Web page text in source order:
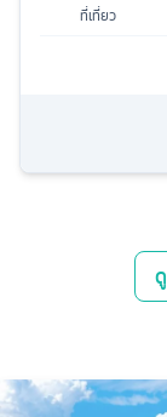
ที่เที่ยว
ดู